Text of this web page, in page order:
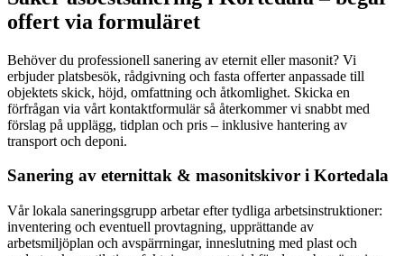
offert via formuläret
Behöver du professionell sanering av eternit eller masonit? Vi
erbjuder platsbesök, rådgivning och fasta offerter anpassade till
objektets skick, höjd, omfattning och åtkomlighet. Skicka en
förfrågan via vårt kontaktformulär så återkommer vi snabbt med
förslag på upplägg, tidplan och pris – inklusive hantering av
transport och deponi.
Sanering av eternittak & masonitskivor i Kortedala
Vår lokala saneringsgrupp arbetar efter tydliga arbetsinstruktioner:
inventering och eventuell provtagning, upprättande av
arbetsmiljöplan och avspärrningar, inneslutning med plast och